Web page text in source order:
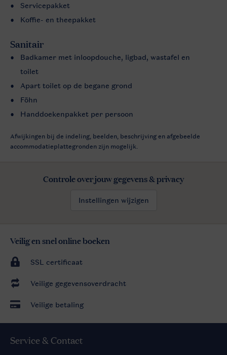
Servicepakket
Koffie- en theepakket
Sanitair
Badkamer met inloopdouche, ligbad, wastafel en
toilet
Apart toilet op de begane grond
Föhn
Handdoekenpakket per persoon
Afwijkingen bij de indeling, beelden, beschrijving en afgebeelde
accommodatieplattegronden zijn mogelijk.
Controle over jouw gegevens & privacy
Instellingen wijzigen
Veilig en snel online boeken
SSL certificaat
Veilige gegevensoverdracht
Veilige betaling
Service & Contact